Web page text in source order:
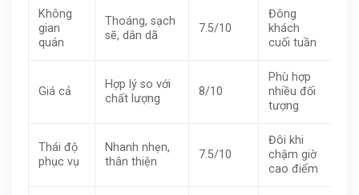
Không
gian
quán
Thoáng, sạch
sẽ, dân dã
7.5/10
Đông
khách
cuối tuần
Giá cả
Hợp lý so với
chất lượng
8/10
Phù hợp
nhiều đối
tượng
Thái độ
phục vụ
Nhanh nhẹn,
thân thiện
7.5/10
Đôi khi
chậm giờ
cao điểm